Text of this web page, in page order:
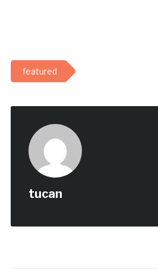
featured
tucan